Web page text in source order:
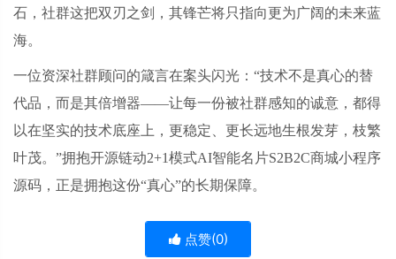
石，社群这把双刃之剑，其锋芒将只指向更为广阔的未来蓝
海。
一位资深社群顾问的箴言在案头闪光： “技术不是真心的替
代品，而是其倍增器——让每一份被社群感知的诚意，都得
以在坚实的技术底座上，更稳定、更长远地生根发芽，枝繁
叶茂。”拥抱开源链动2+1模式AI智能名片S2B2C商城小程序
源码，正是拥抱这份“真心”的长期保障。
点赞(0)